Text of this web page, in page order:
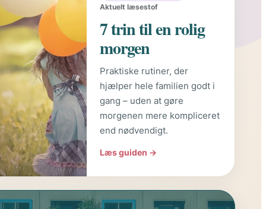
Aktuelt læsestof
7 trin til en rolig
morgen
Praktiske rutiner, der
hjælper hele familien godt i
gang – uden at gøre
morgenen mere kompliceret
end nødvendigt.
Læs guiden →